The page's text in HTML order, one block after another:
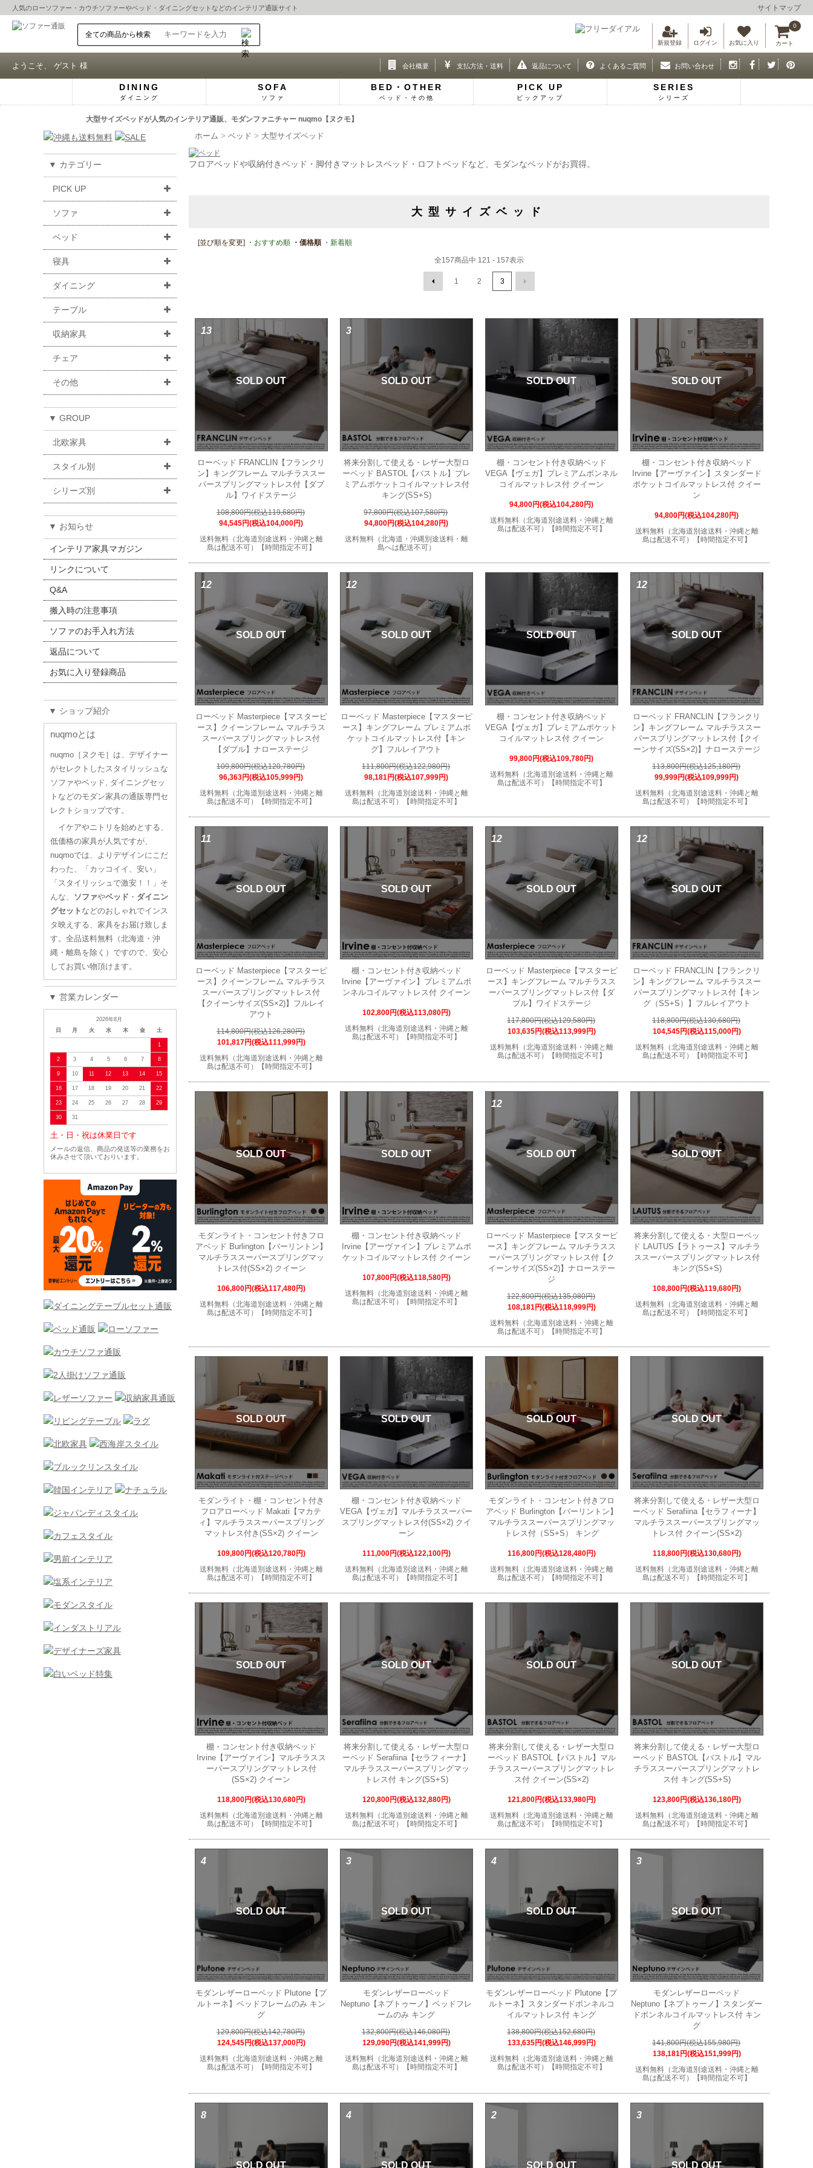
人気のローソファー ・ カウチソファーやベッド ・ ダイニングセット などのインテリア通販サイト サイトマップ
新規登録 ログイン お気に入り カート
0
ようこそ、 ゲスト 様 会社概要 支払方法・送料 返品について よくあるご質問 お問い合わせ
DINING
ダイニング
SOFA
ソファ
BED・OTHER
ベッド・その他
PICK UP
ピックアップ
SERIES
シリーズ
大型サイズベッドが人気のインテリア通販、モダンファニチャー nuqmo【ヌクモ】
▼ カテゴリー
PICK UP
ソファ
ベッド
寝具
ダイニング
テーブル
収納家具
チェア
その他
▼ GROUP
北欧家具
スタイル別
シリーズ別
▼ お知らせ
インテリア家具マガジン
リンクについて
Q&A
搬入時の注意事項
ソファのお手入れ方法
返品について
お気に入り登録商品
▼ ショップ紹介
nuqmoとは
nuqmo［ヌクモ］は、デザイナー
がセレクトしたスタイリッシュな
ソファやベッド, ダイニングセッ
トなどのモダン家具の通販専門セ
レクトショップです。
イケアやニトリを始めとする、
低価格の家具が人気ですが、
nuqmoでは、よりデザインにこだ
わった、「カッコイイ、安い」
「スタイリッシュで激安！！」そ
んな、 ソファやベッド ・ ダイニン
グセット などのおしゃれでインス
タ映えする、家具をお届け致しま
す。全品送料無料（北海道・沖
縄・離島を除く）ですので、安心
してお買い物頂けます。
▼ 営業カレンダー
2026年8月
日
月 火 水 木 金 土
1
2 3 4 5 6 7 8
9 10 11 12 13 14 15
16 17 18 19 20 21 22
23 24 25 26 27 28 29
30 31
土・日・祝は休業日です
メールの返信、商品の発送等の業務をお
休みさせて頂いておりいます。
ホーム ベッド 大型サイズベッド
フロアベッドや収納付きベッド・脚付きマットレスベッド・ロフトベッドなど、モダンなベッドがお買得。
大型サイズベッド
[並び順を変更] ・おすすめ順 ・価格順 ・新着順
全157商品中 121 - 157表示
1 2 3
13
SOLD OUT
ローベッド FRANCLIN【フランクリ
ン】キングフレーム マルチラススー
パースプリングマットレス付【ダブ
ル】ワイドステージ
108,800円(税込119,680円)
94,545円(税込104,000円)
送料無料（北海道別途送料・沖縄と離
島は配送不可）【時間指定不可】
3
SOLD OUT
将来分割して使える・レザー大型ロ
ーベッド BASTOL【バストル】プレ
ミアムポケットコイルマットレス付
キング(SS+S)
97,800円(税込107,580円)
94,800円(税込104,280円)
送料無料（北海道・沖縄別途送料・離
島へは配送不可）
SOLD OUT
棚・コンセント付き収納ベッド
VEGA【ヴェガ】プレミアムボンネル
コイルマットレス付 クイーン
94,800円(税込104,280円)
送料無料（北海道別途送料・沖縄と離
島は配送不可）【時間指定不可】
SOLD OUT
棚・コンセント付き収納ベッド
Irvine【アーヴァイン】スタンダード
ポケットコイルマットレス付 クイー
ン
94,800円(税込104,280円)
送料無料（北海道別途送料・沖縄と離
島は配送不可）【時間指定不可】
12
SOLD OUT
ローベッド Masterpiece【マスターピ
ース】クイーンフレーム マルチラス
スーパースプリングマットレス付
【ダブル】ナローステージ
109,800円(税込120,780円)
96,363円(税込105,999円)
送料無料（北海道別途送料・沖縄と離
島は配送不可）【時間指定不可】
12
SOLD OUT
ローベッド Masterpiece【マスターピ
ース】キングフレーム プレミアムポ
ケットコイルマットレス付【キン
グ】フルレイアウト
111,800円(税込122,980円)
98,181円(税込107,999円)
送料無料（北海道別途送料・沖縄と離
島は配送不可）【時間指定不可】
SOLD OUT
棚・コンセント付き収納ベッド
VEGA【ヴェガ】プレミアムポケット
コイルマットレス付 クイーン
99,800円(税込109,780円)
送料無料（北海道別途送料・沖縄と離
島は配送不可）【時間指定不可】
12
SOLD OUT
ローベッド FRANCLIN【フランクリ
ン】キングフレーム マルチラススー
パースプリングマットレス付【クイ
ーンサイズ(SS×2)】ナローステージ
113,800円(税込125,180円)
99,999円(税込109,999円)
送料無料（北海道別途送料・沖縄と離
島は配送不可）【時間指定不可】
11
SOLD OUT
ローベッド Masterpiece【マスターピ
ース】クイーンフレーム マルチラス
スーパースプリングマットレス付
【クイーンサイズ(SS×2)】フルレイ
アウト
114,800円(税込126,280円)
101,817円(税込111,999円)
送料無料（北海道別途送料・沖縄と離
島は配送不可）【時間指定不可】
SOLD OUT
棚・コンセント付き収納ベッド
Irvine【アーヴァイン】プレミアムボ
ンネルコイルマットレス付 クイーン
102,800円(税込113,080円)
送料無料（北海道別途送料・沖縄と離
島は配送不可）【時間指定不可】
12
SOLD OUT
ローベッド Masterpiece【マスターピ
ース】キングフレーム マルチラスス
ーパースプリングマットレス付【ダ
ブル】ワイドステージ
117,800円(税込129,580円)
103,635円(税込113,999円)
送料無料（北海道別途送料・沖縄と離
島は配送不可）【時間指定不可】
12
SOLD OUT
ローベッド FRANCLIN【フランクリ
ン】キングフレーム マルチラススー
パースプリングマットレス付【キン
グ（SS+S）】フルレイアウト
118,800円(税込130,680円)
104,545円(税込115,000円)
送料無料（北海道別途送料・沖縄と離
島は配送不可）【時間指定不可】
SOLD OUT
モダンライト・コンセント付きフロ
アベッド Burlington【バーリントン】
マルチラススーパースプリングマッ
トレス付(SS×2) クイーン
106,800円(税込117,480円)
送料無料（北海道別途送料・沖縄と離
島は配送不可）【時間指定不可】
SOLD OUT
棚・コンセント付き収納ベッド
Irvine【アーヴァイン】プレミアムポ
ケットコイルマットレス付 クイーン
107,800円(税込118,580円)
送料無料（北海道別途送料・沖縄と離
島は配送不可）【時間指定不可】
12
SOLD OUT
ローベッド Masterpiece【マスターピ
ース】キングフレーム マルチラスス
ーパースプリングマットレス付【ク
イーンサイズ(SS×2)】ナローステー
ジ
122,800円(税込135,080円)
108,181円(税込118,999円)
送料無料（北海道別途送料・沖縄と離
島は配送不可）【時間指定不可】
SOLD OUT
将来分割して使える・大型ローベッ
ド LAUTUS【ラトゥース】マルチラ
ススーパースプリングマットレス付
キング(SS+S)
108,800円(税込119,680円)
送料無料（北海道別途送料・沖縄と離
島は配送不可）【時間指定不可】
SOLD OUT
モダンライト・棚・コンセント付き
フロアローベッド Makati【マカテ
ィ】マルチラススーパースプリング
マットレス付き(SS×2) クイーン
109,800円(税込120,780円)
送料無料（北海道別途送料・沖縄と離
島は配送不可）【時間指定不可】
SOLD OUT
棚・コンセント付き収納ベッド
VEGA【ヴェガ】マルチラススーパー
スプリングマットレス付(SS×2) クイ
ーン
111,000円(税込122,100円)
送料無料（北海道別途送料・沖縄と離
島は配送不可）【時間指定不可】
SOLD OUT
モダンライト・コンセント付きフロ
アベッド Burlington【バーリントン】
マルチラススーパースプリングマッ
トレス付（SS+S） キング
116,800円(税込128,480円)
送料無料（北海道別途送料・沖縄と離
島は配送不可）【時間指定不可】
SOLD OUT
将来分割して使える・レザー大型ロ
ーベッド Serafiina【セラフィーナ】
マルチラススーパースプリングマッ
トレス付 クイーン(SS×2)
118,800円(税込130,680円)
送料無料（北海道別途送料・沖縄と離
島は配送不可）【時間指定不可】
SOLD OUT
棚・コンセント付き収納ベッド
Irvine【アーヴァイン】マルチラスス
ーパースプリングマットレス付
(SS×2) クイーン
118,800円(税込130,680円)
送料無料（北海道別途送料・沖縄と離
島は配送不可）【時間指定不可】
SOLD OUT
将来分割して使える・レザー大型ロ
ーベッド Serafiina【セラフィーナ】
マルチラススーパースプリングマッ
トレス付 キング(SS+S)
120,800円(税込132,880円)
送料無料（北海道別途送料・沖縄と離
島は配送不可）【時間指定不可】
SOLD OUT
将来分割して使える・レザー大型ロ
ーベッド BASTOL【バストル】マル
チラススーパースプリングマットレ
ス付 クイーン(SS×2)
121,800円(税込133,980円)
送料無料（北海道別途送料・沖縄と離
島は配送不可）【時間指定不可】
SOLD OUT
将来分割して使える・レザー大型ロ
ーベッド BASTOL【バストル】マル
チラススーパースプリングマットレ
ス付 キング(SS+S)
123,800円(税込136,180円)
送料無料（北海道別途送料・沖縄と離
島は配送不可）【時間指定不可】
4
SOLD OUT
モダンレザーローベッド Plutone【プ
ルトーネ】ベッドフレームのみ キン
グ
129,800円(税込142,780円)
124,545円(税込137,000円)
送料無料（北海道別途送料・沖縄と離
島は配送不可）【時間指定不可】
3
SOLD OUT
モダンレザーローベッド
Neptuno【ネプトゥーノ】ベッドフレ
ームのみ キング
132,800円(税込146,080円)
129,090円(税込141,999円)
送料無料（北海道別途送料・沖縄と離
島は配送不可）【時間指定不可】
4
SOLD OUT
モダンレザーローベッド Plutone【プ
ルトーネ】スタンダードボンネルコ
イルマットレス付 キング
138,800円(税込152,680円)
133,635円(税込146,999円)
送料無料（北海道別途送料・沖縄と離
島は配送不可）【時間指定不可】
3
SOLD OUT
モダンレザーローベッド
Neptuno【ネプトゥーノ】スタンダー
ドボンネルコイルマットレス付 キン
グ
141,800円(税込155,980円)
138,181円(税込151,999円)
送料無料（北海道別途送料・沖縄と離
島は配送不可）【時間指定不可】
8
SOLD OUT
4
SOLD OUT
2
SOLD OUT
3
SOLD OUT